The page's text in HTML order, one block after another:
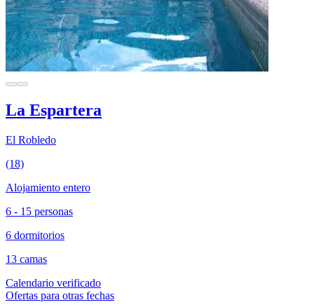
La Espartera
El Robledo
(18)
Alojamiento entero
6 - 15 personas
6 dormitorios
13 camas
Calendario verificado
Ofertas para otras fechas